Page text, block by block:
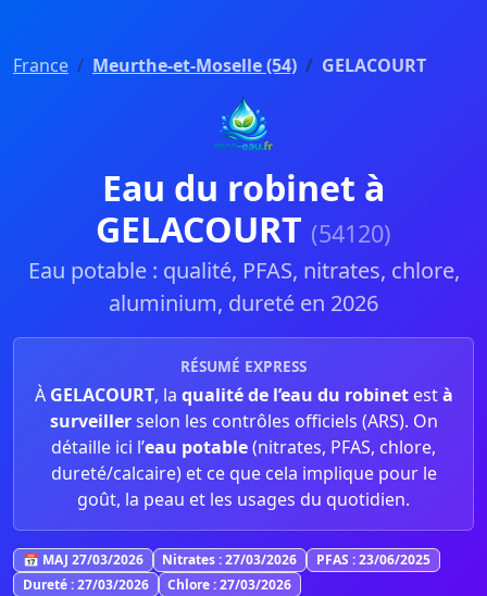
France Meurthe-et-Moselle (54) GELACOURT
Eau du robinet à
GELACOURT (54120)
Eau potable : qualité, PFAS, nitrates, chlore,
aluminium, dureté en 2026
RÉSUMÉ EXPRESS
À GELACOURT, la qualité de l’eau du robinetestà
surveillerselon les contrôles officiels (ARS). On
détaille ici l’eau potable(nitrates, PFAS, chlore,
dureté/calcaire) et ce que cela implique pour le
goût, la peau et les usages du quotidien.
📅 MAJ 27/03/2026 Nitrates : 27/03/2026
PFAS : 23/06/2025
Dureté : 27/03/2026
Chlore : 27/03/2026